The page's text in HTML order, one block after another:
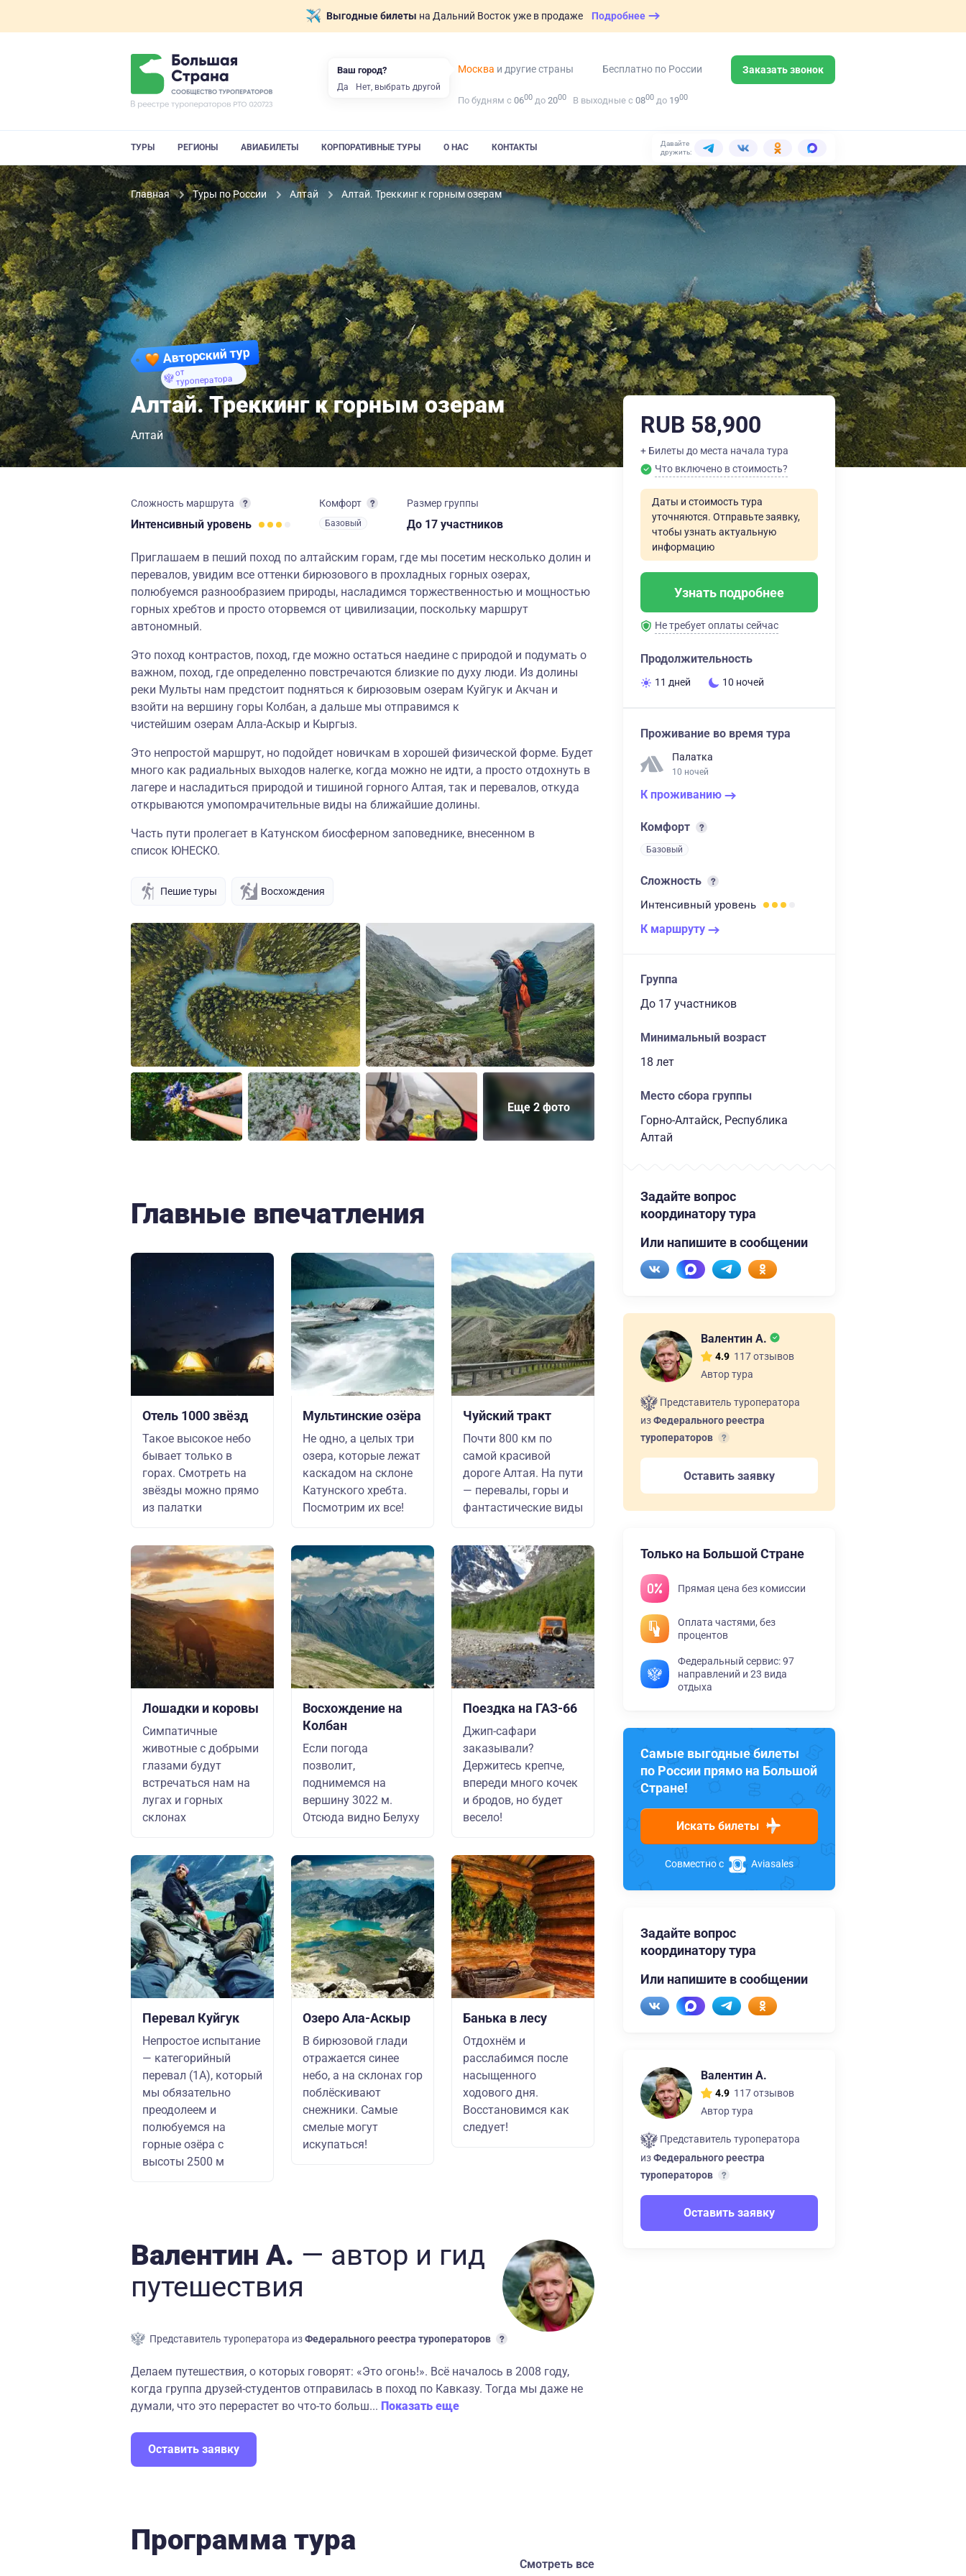
Выгодные билеты на Дальний Восток уже в продаже Подробнее
Москва и другие страны Бесплатно по России Заказать звонок
По будням с 0600 до 2000 В выходные с 0800 до 1900
ТУРЫ РЕГИОНЫ АВИАБИЛЕТЫ КОРПОРАТИВНЫЕ ТУРЫ О НАС КОНТАКТЫ
Давайте
дружить:
Главная Туры по России Алтай Алтай. Треккинг к горным озерам
Авторский тур
от
туроператора
Алтай. Треккинг к горным озерам
Алтай
Сложность маршрута
Интенсивный уровень
Комфорт
Базовый
Размер группы
до 17 участников
Приглашаем в пеший поход по алтайским горам, где мы посетим несколько долин и
перевалов, увидим все оттенки бирюзового в прохладных горных озерах,
полюбуемся разнообразием природы, насладимся торжественностью и мощностью
горных хребтов и просто оторвемся от цивилизации, поскольку маршрут
автономный.
Это поход контрастов, поход, где можно остаться наедине с природой и подумать о
важном, поход, где определенно повстречаются близкие по духу люди. Из долины
реки Мульты нам предстоит подняться к бирюзовым озерам Куйгук и Акчан и
взойти на вершину горы Колбан, а дальше мы отправимся к
чистейшим озерам Алла-Аскыр и Кыргыз.
Это непростой маршрут, но подойдет новичкам в хорошей физической форме. Будет
много как радиальных выходов налегке, когда можно не идти, а просто отдохнуть в
лагере и насладиться природой и тишиной горного Алтая, так и перевалов, откуда
открываются умопомрачительные виды на ближайшие долины.
Часть пути пролегает в Катунском биосферном заповеднике, внесенном в
список ЮНЕСКО.
Пешие туры Восхождения
Еще 2 фото
Главные впечатления
Отель 1000 звёзд
Такое высокое небо
бывает только в
горах. Смотреть на
звёзды можно прямо
из палатки
Лошадки и коровы
Симпатичные
животные с добрыми
глазами будут
встречаться нам на
лугах и горных
склонах
Перевал Куйгук
Непростое испытание
— категорийный
перевал (1А), который
мы обязательно
преодолеем и
полюбуемся на
горные озёра с
высоты 2500 м
Мультинские озёра
Не одно, а целых три
озера, которые лежат
каскадом на склоне
Катунского хребта.
Посмотрим их все!
Восхождение на
Колбан
Если погода
позволит,
поднимемся на
вершину 3022 м.
Отсюда видно Белуху
Озеро Ала-Аскыр
В бирюзовой глади
отражается синее
небо, а на склонах гор
поблёскивают
снежники. Самые
смелые могут
искупаться!
Чуйский тракт
Почти 800 км по
самой красивой
дороге Алтая. На пути
— перевалы, горы и
фантастические виды
Поездка на ГАЗ-66
Джип-сафари
заказывали?
Держитесь крепче,
впереди много кочек
и бродов, но будет
весело!
Банька в лесу
Отдохнём и
расслабимся после
насыщенного
ходового дня.
Восстановимся как
следует!
Валентин А. — автор и гид
путешествия
Представитель туроператора изФедерального реестра туроператоров
Делаем путешествия, о которых говорят: «Это огонь!». Всё началось в 2008 году,
когда группа друзей-студентов отправилась в поход по Кавказу. Тогда мы даже не
думали, что это перерастет во что-то больш... Показать еще
Оставить заявку
Программа тура
Смотреть все
RUB 58,900
+ Билеты до места начала тура
Что включено в стоимость?
Даты и стоимость тура
уточняются. Отправьте заявку,
чтобы узнать актуальную
информацию
Узнать подробнее
Не требует оплаты сейчас
Продолжительность
11 дней 10 ночей
Проживание во время тура
Палатка
10 ночей
К проживанию
Комфорт
Базовый
Сложность
Интенсивный уровень
К маршруту
Группа
до 17 участников
Минимальный возраст
18 лет
Место сбора группы
Горно-Алтайск, Республика
Алтай
Задайте вопрос
координатору тура
Или напишите в сообщении
Валентин А.
4.9 117 отзывов
Автор тура
Представитель туроператора
изФедерального реестра
туроператоров
Оставить заявку
Только на Большой Стране
Прямая цена без комиссии
Оплата частями, без
процентов
Федеральный сервис: 97
направлений и 23 вида
отдыха
Самые выгодные билеты
по России прямо на Большой
Стране!
Искать билеты
Совместно с Aviasales
Задайте вопрос
координатору тура
Или напишите в сообщении
Валентин А.
4.9 117 отзывов
Автор тура
Представитель туроператора
изФедерального реестра
туроператоров
Оставить заявку
Ваш город?
Да Нет, выбрать другой